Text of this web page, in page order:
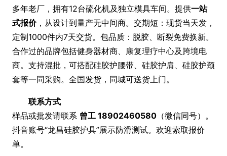
多年老厂，拥有12台硫化机及独立模具车间。提供一站
式报价，从设计到量产无中间商。交期短：现货当天发，
定制1000件内7天交货。包品质：脱胶、断裂免费换新。
合作过的品牌包括健身器材商、康复理疗中心及跨境电
商。支持混批，可搭配硅胶护腰带、硅胶护肩、硅胶护颈
套等一同采购。全国发货，同城可送货上门。
联系方式
样品或批发请联系 曾工 18902460580 （微信同号）。
抖音账号“龙昌硅胶护具”展示防滑测试。欢迎索取报价
单。